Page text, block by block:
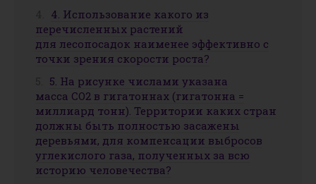
4. Использование какого из
перечисленных растений
для лесопосадок наименее эффективно с
точки зрения скорости роста?
5. На рисунке числами указана
масса CO2 в гигатоннах (гигатонна =
миллиард тонн). Территории каких стран
должны быть полностью засажены
деревьями, для компенсации выбросов
углекислого газа, полученных за всю
историю человечества?